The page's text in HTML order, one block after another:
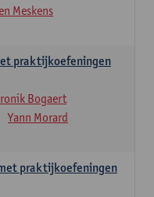
Meskens
praktijkoefeningen
Bogaert
Yann Morard
praktijkoefeningen